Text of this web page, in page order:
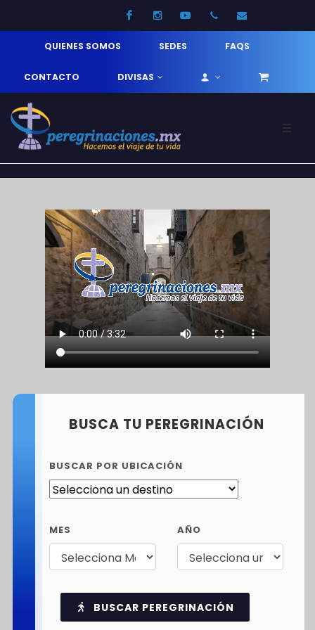
FacebookInstagramYoutube52 33 31210744
QUIENES SOMOS SEDES FAQS
CONTACTO DIVISAS
BUSCA TU PEREGRINACIÓN
BUSCAR POR UBICACIÓN
MES AÑO
BUSCAR PEREGRINACIÓN